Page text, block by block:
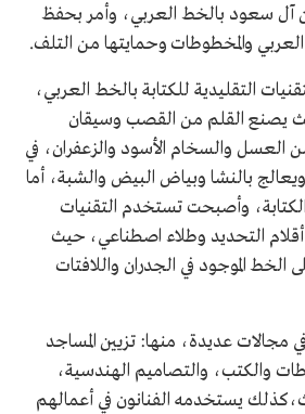
آل سعود بالخط العربي، وأمر بحفظ
والمخطوطات وحمايتها من التلف.
التقليدية للكتابة بالخط العربي،
يصنع القلم من القصب وسيقان
العسل والسخام الأسود والزعفران، في
بالنشا وبياض البيض والشبة، أما
وأصبحت تستخدم التقنيات
التحديد وطلاء اصطناعي، حيث
الموجود في الجدران واللافتات
عديدة، منها: تزيين المساجد
والكتب، والتصاميم الهندسية،
يستخدمه الفنانون في أعمالهم